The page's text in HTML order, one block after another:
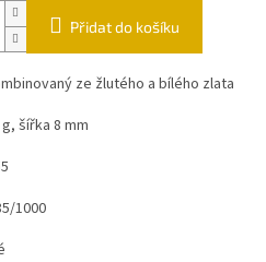
Přidat do košíku
ze žlutého a bílého zlata
šířka 8 mm
1000